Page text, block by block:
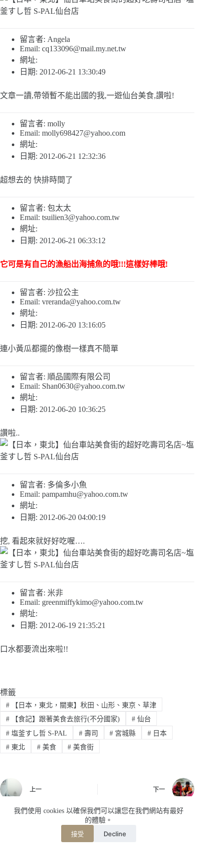
我們使用 cookies 以確保我們可以讓您在我們網站有最好
的體驗。
接受 Decline
留言者: Angela
Email: cq133096@mail.my.net.tw
網址:
日期: 2012-06-21 13:30:49
文章一讀,帶領暫不能出國的我,一遊仙台美食,讚啦!
留言者: molly
Email: molly698427@yahoo.com
網址:
日期: 2012-06-21 12:32:36
超想去的 快排時間了
留言者: 包太太
Email: tsuilien3@yahoo.com.tw
網址:
日期: 2012-06-21 06:33:12
它可是有自己的漁船出海捕魚的哦!!!這樣好棒哦!
留言者: 沙拉公主
Email: vreranda@yahoo.com.tw
網址:
日期: 2012-06-20 13:16:05
連小黃瓜都擺的像樹一樣真不簡單
留言者: 順品國際有限公司
Email: Shan0630@yahoo.com.tw
網址:
日期: 2012-06-20 10:36:25
讚啦..
留言者: 多倫多小魚
Email: pampamhu@yahoo.com.tw
網址:
日期: 2012-06-20 04:00:19
挖, 看起來就好好吃喔….
留言者: 米非
Email: greenmiffykimo@yahoo.com.tw
網址:
日期: 2012-06-19 21:35:21
口水都要流出來啦!!
標籤
#【日本，東北，關東】秋田、山形、東京、草津
#【食記】跟著美食去旅行(不分國家) #仙台
#塩釜すし哲 S-PAL #壽司 # 宮城縣 # 日本
#東北 #美食 # 美食街
上一 下一